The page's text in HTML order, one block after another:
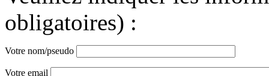
obligatoires) :
Votre nom/pseudo
Votre email